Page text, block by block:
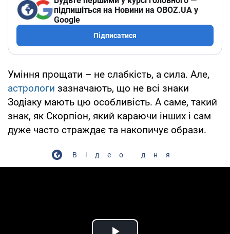
підпишіться на Новини на OBOZ.UA у
Google
Підписатися
Уміння прощати – не слабкість, а сила. Але,
астрологи зазначають, що не всі знаки
Зодіаку мають цю особливість. А саме, такий
знак, як Скорпіон, який караючи інших і сам
дуже часто страждає та накопичує образи.
Відео дня